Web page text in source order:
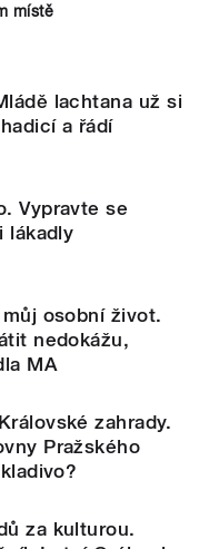
místě
lachtana už si
a řádí
Vypravte se
lákadly
osobní život.
nedokážu,
MA
zahrady.
Pražského
za kulturou.